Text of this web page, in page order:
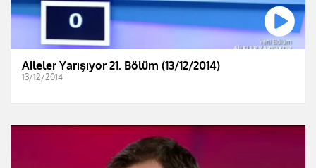
Aileler Yarışıyor 21. Bölüm (13/12/2014)
13/12/2014